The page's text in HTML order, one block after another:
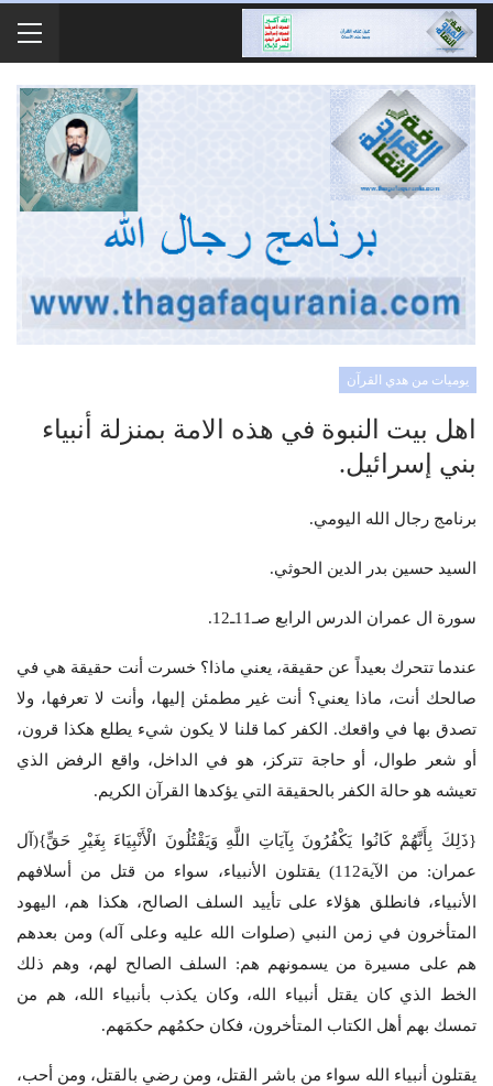
يوميات من هدي القرآن
اهل بيت النبوة في هذه الامة بمنزلة أنبياء
بني إسرائيل.
برنامج رجال الله اليومي.
السيد حسين بدر الدين الحوثي.
سورة ال عمران الدرس الرابع صـ11ـ12.
عندما تتحرك بعيداً عن حقيقة، يعني ماذا؟ خسرت أنت حقيقة هي في
صالحك أنت، ماذا يعني؟ أنت غير مطمئن إليها، وأنت لا تعرفها، ولا
تصدق بها في واقعك. الكفر كما قلنا لا يكون شيء يطلع هكذا قرون،
أو شعر طوال، أو حاجة تتركز، هو في الداخل، واقع الرفض الذي
تعيشه هو حالة الكفر بالحقيقة التي يؤكدها القرآن الكريم.
{ذَلِكَ بِأَنَّهُمْ كَانُوا يَكْفُرُونَ بِآيَاتِ اللَّهِ وَيَقْتُلُونَ الْأَنْبِيَاءَ بِغَيْرِ حَقٍّ}(آل
عمران: من الآية112) يقتلون الأنبياء، سواء من قتل من أسلافهم
الأنبياء، فانطلق هؤلاء على تأييد السلف الصالح، هكذا هم، اليهود
المتأخرون في زمن النبي (صلوات الله عليه وعلى آله) ومن بعدهم
هم على مسيرة من يسمونهم هم: السلف الصالح لهم، وهم ذلك
الخط الذي كان يقتل أنبياء الله، وكان يكذب بأنبياء الله، هم من
تمسك بهم أهل الكتاب المتأخرون، فكان حكمُهم حكمَهم.
يقتلون أنبياء الله سواء من باشر القتل، ومن رضي بالقتل، ومن أحب،